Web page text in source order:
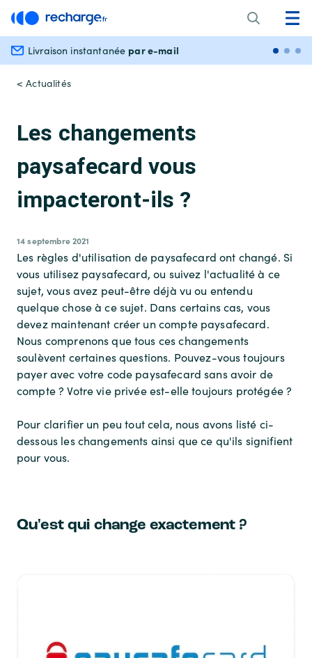
Livraison instantanée par e-mail
< Actualités
Les changements
paysafecard vous
impacteront-ils ?
14 septembre 2021
Les règles d'utilisation de paysafecard ont changé. Si
vous utilisez paysafecard, ou suivez l'actualité à ce
sujet, vous avez peut-être déjà vu ou entendu
quelque chose à ce sujet. Dans certains cas, vous
devez maintenant créer un compte paysafecard.
Nous comprenons que tous ces changements
soulèvent certaines questions. Pouvez-vous toujours
payer avec votre code paysafecard sans avoir de
compte ? Votre vie privée est-elle toujours protégée ?
Pour clarifier un peu tout cela, nous avons listé ci-
dessous les changements ainsi que ce qu'ils signifient
pour vous.
Qu'est qui change exactement ?